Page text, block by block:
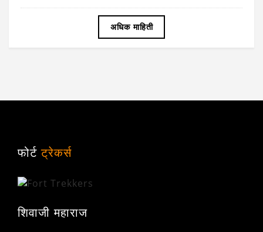
अधिक माहिती
फोर्टट्रेकर्स
शिवाजी महाराज